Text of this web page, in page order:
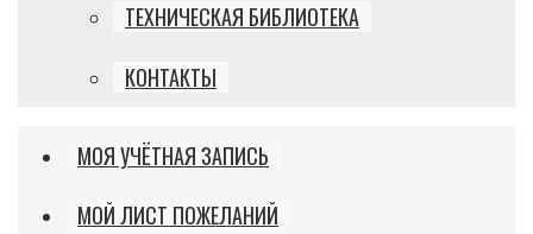
ТЕХНИЧЕСКАЯ БИБЛИОТЕКА
КОНТАКТЫ
МОЯ УЧЁТНАЯ ЗАПИСЬ
МОЙ ЛИСТ ПОЖЕЛАНИЙ